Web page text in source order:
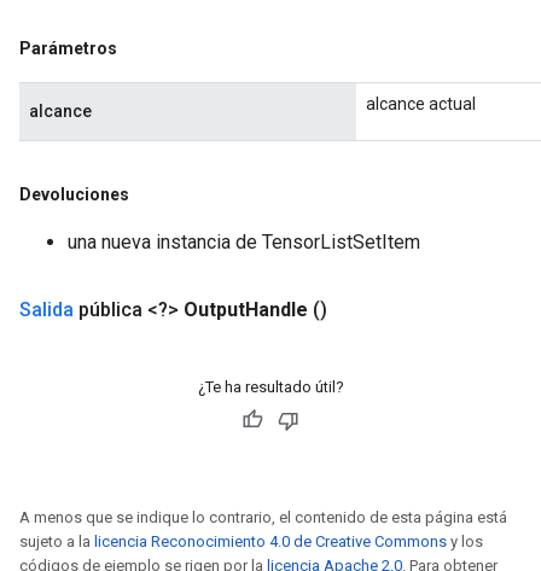
Parámetros
alcance alcance actual
Devoluciones
una nueva instancia de TensorListSetItem
Salida pública <?> OutputHandle ()
¿Te ha resultado útil?
A menos que se indique lo contrario, el contenido de esta página está
sujeto a la licencia Reconocimiento 4.0 de Creative Commons y los
códigos de ejemplo se rigen por la licencia Apache 2.0. Para obtener